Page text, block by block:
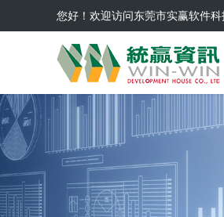
您好！欢迎访问东莞市实赢软件科